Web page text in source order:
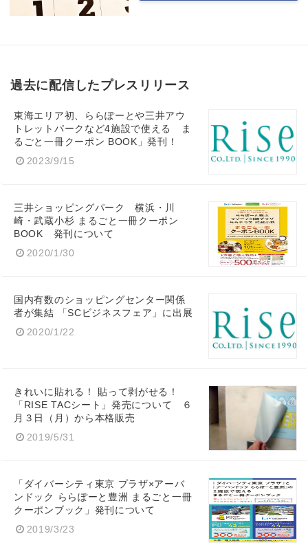
過去に配信したプレスリリース
東海エリア初、ららぽーとや三井アウ
トレットパークなど4施設で使える ま
るごと一冊クーポン BOOK」発刊！
2023/9/15
三井ショッピングパーク 横浜・川
崎・武蔵小杉 まるごと一冊クーポン
BOOK 発刊について
2020/1/30
国内有数のショッピングセンター関係
者が集結 「SCビジネスフェア」に出展
2020/1/22
きれいに貼れる！ 貼って剥がせる！
「RISE TACシート」発売について ６
月３日（月）から本格販売
2019/5/31
「ダイバーシティ東京 プラザ×アーバ
ンドック ららぽーと豊洲 まるごと一冊
クーポンブック」発刊について
2019/3/23